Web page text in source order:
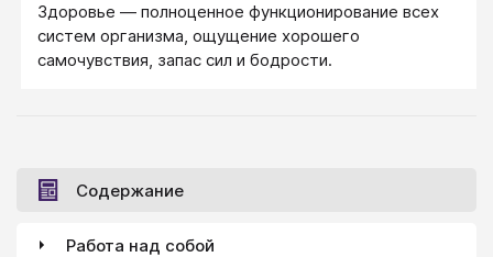
Здоровье — полноценное функционирование всех
систем организма, ощущение хорошего
самочувствия, запас сил и бодрости.
Содержание
Работа над собой